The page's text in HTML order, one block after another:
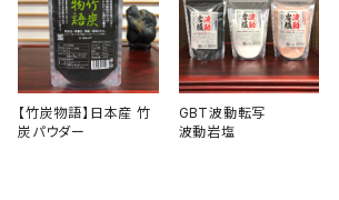
【竹炭物語】日本産 竹
炭パウダー
GBT波動転写
波動岩塩